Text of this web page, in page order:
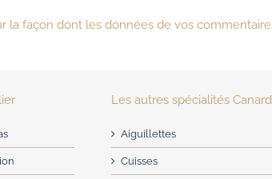
la façon dont les données de vos
Les autres spécialités Canard
Aiguillettes
Cuisses